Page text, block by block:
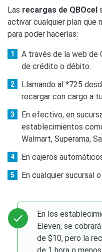
Las recargas de QBOcel
activar cualquier plan que
para poder hacerlas:
A través de la web de
de crédito o débito.
Llamando al *725
recargar con cargo a
En efectivo, en
establecimientos
Walmart, Superama,
En cajeros
En cualquier sucursal
En los
Eleven, se
de $10, pero la